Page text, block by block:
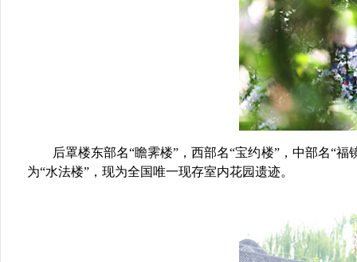
后罩楼东部名“瞻霁楼”，西部名“宝约楼”，中部名“
为“水法楼”，现为全国唯一现存室内花园遗迹。